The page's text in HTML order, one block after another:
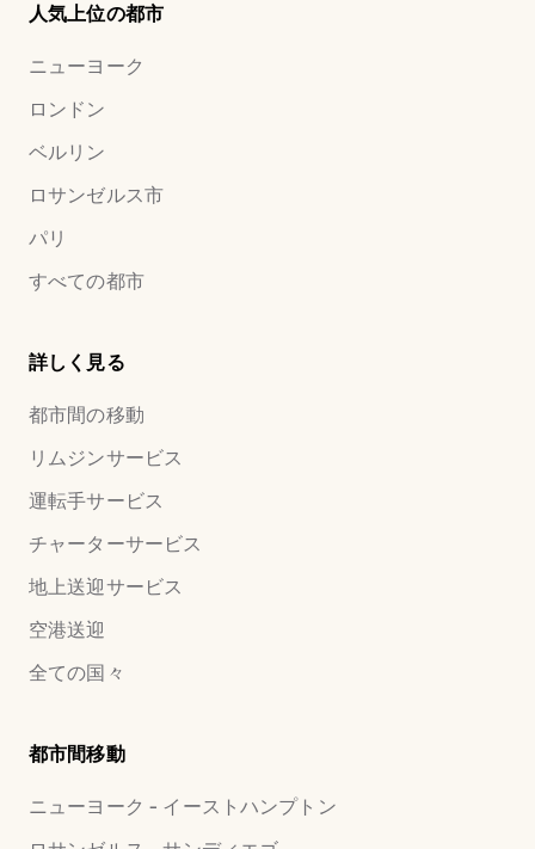
人気上位の都市
ニューヨーク
ロンドン
ベルリン
ロサンゼルス市
パリ
すべての都市
詳しく見る
都市間の移動
リムジンサービス
運転手サービス
チャーターサービス
地上送迎サービス
空港送迎
全ての国々
都市間移動
ニューヨーク - イーストハンプトン